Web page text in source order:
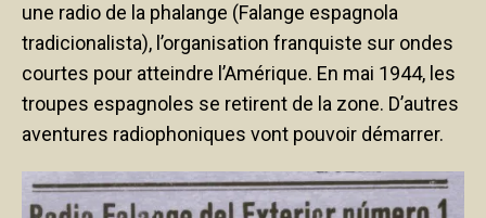
une radio de la phalange (Falange espagnola
tradicionalista), l’organisation franquiste sur ondes
courtes pour atteindre l’Amérique. En mai 1944, les
troupes espagnoles se retirent de la zone. D’autres
aventures radiophoniques vont pouvoir démarrer.